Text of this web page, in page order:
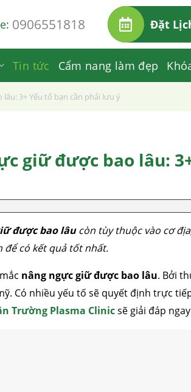
0906551818 Đặt
Tin tức Cẩm nang làm đẹp
3+ Yếu tố bạn cần phải lưu ý
giữ được bao lâu:
được bao lâucòn tùy thuộc vào cơ
để có kết quả tốt nhất.
nâng ngực giữ được bao lâu. Bởi
Có nhiều yếu tố sẽ quyết định trực
Trường Plasma Clinicsẽ giải đáp